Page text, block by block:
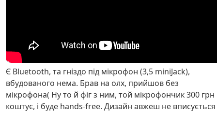
Є Bluetooth, та гніздо під мікрофон (3,5 miniJack),
вбудованого нема. Брав на олх, прийшов без
мікрофона( Ну то й фіг з ним, той мікрофончик 300 грн
коштує, і буде hands-free. Дизайн авжеш не